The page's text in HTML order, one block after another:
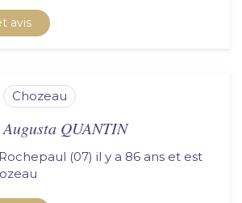
avis
chozeau
QUANTIN
(07) il y a 86 ans et est